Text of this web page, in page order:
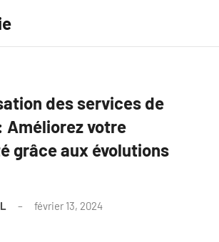
des services de
Améliorez votre
grâce aux évolutions
février 13, 2024